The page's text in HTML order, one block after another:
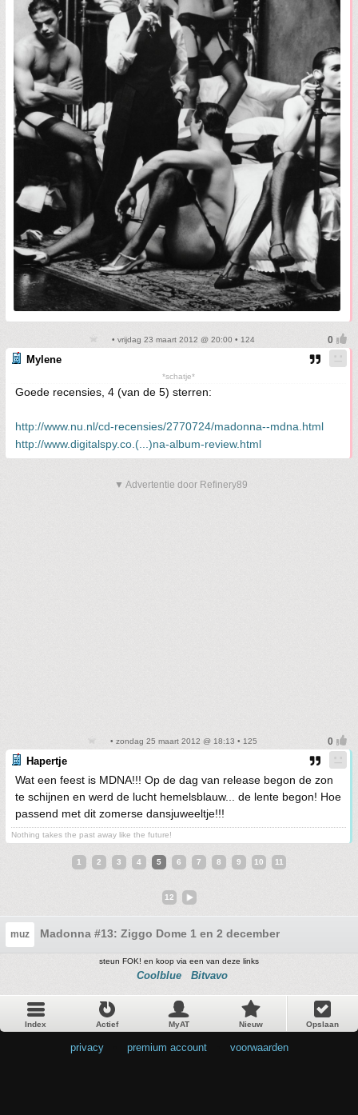
• vrijdag 23 maart 2012 @ 20:00 • 124
Mylene
*schatje*
Goede recensies, 4 (van de 5) sterren:
http://www.nu.nl/cd-recensies/2770724/madonna--mdna.html
http://www.digitalspy.co.(...)na-album-review.html
▼ Advertentie door Refinery89
• zondag 25 maart 2012 @ 18:13 • 125
Hapertje
Wat een feest is MDNA!!! Op de dag van release begon de zon
te schijnen en werd de lucht hemelsblauw... de lente begon! Hoe
passend met dit zomerse dansjuweeltje!!!
Nothing takes the past away like the future!
1 2 3 4 5 6 7 8 9 10 11
12
muz Madonna #13: Ziggo Dome 1 en 2 december
steun FOK! en koop via een van deze links
Coolblue Bitvavo
Index Actief MyAT Nieuw Opslaan
privacy premium account voorwaarden